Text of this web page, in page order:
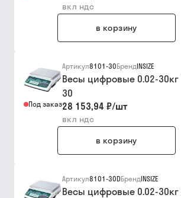
вкл ндс
в корзину
Под заказ
Артикул8101-30БрендINSIZE
Весы цифровые 0.02-30кг
30
28 153,94 ₽/шт
вкл ндс
в корзину
Артикул8101-30DБрендINSIZE
Весы цифровые 0.02-